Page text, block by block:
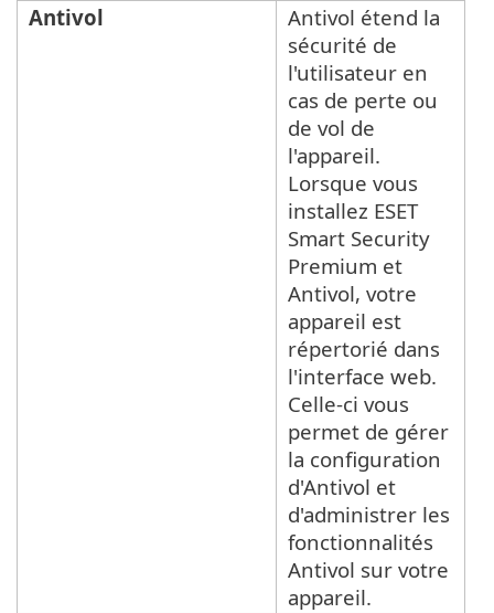
Antivol
Antivol étend la
sécurité de
l'utilisateur en
cas de perte ou
de vol de
l'appareil.
Lorsque vous
installez ESET
Smart Security
Premium et
Antivol, votre
appareil est
répertorié dans
l'interface web.
Celle-ci vous
permet de gérer
la configuration
d'Antivol et
d'administrer les
fonctionnalités
Antivol sur votre
appareil.